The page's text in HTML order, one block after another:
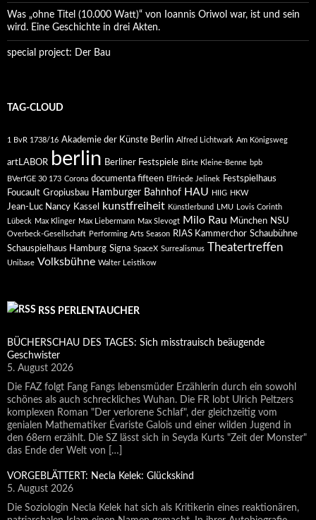
Was „ohne Titel (10.000 Watt)“ von Ioannis Oriwol war, ist und sein
wird. Eine Geschichte in drei Akten.
special project: Der Bau
TAG-CLOUD
1 BvR 1738/16 Akademie der Künste Berlin Alfred Lichtwark Am Königsweg
artLABOR berlin Berliner Festspiele Birte Kleine-Benne bpb
BVerfGE 30 173 Corona documenta fifteen Elfriede Jelinek
Festspielhaus
Foucault Gropiusbau Hamburger Bahnhof HAU HIIG HKW
Jean-Luc Nancy Kassel kunstfreiheit Künstlerbund LMU
Lovis Corinth
Lübeck
Max Klinger Max Liebermann Max Slevogt Milo Rau München NSU
Overbeck-Gesellschaft Performing Arts Season RIAS Kammerchor Schaubühne
Schauspielhaus Hamburg Signa SpaceX Surrealismus Theatertreffen
Unibase Volksbühne Walter Leistikow
RSS PERLENTAUCHER
BÜCHERSCHAU DES TAGES: Sich misstrauisch beäugende
Geschwister
5. August 2026
Die FAZ folgt Fang Fangs lebensmüder Erzählerin durch ein sowohl
schönes als auch schreckliches Wuhan. Die FR lobt Ulrich Peltzers
komplexen Roman "Der verlorene Schlaf", der gleichzeitig vom
genialen Mathematiker Évariste Galois und einer wilden Jugend in
den 68ern erzählt. Die SZ lässt sich in Seyda Kurts "Zeit der Monster"
das Ende der Welt von […]
VORGEBLÄTTERT: Necla Kelek: Glückskind
5. August 2026
Die Soziologin Necla Kelek hat sich als Kritikerin eines reaktionären,